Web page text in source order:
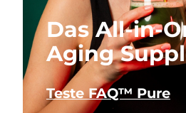
Das All-in-
Aging
Teste FAQ™ Pure